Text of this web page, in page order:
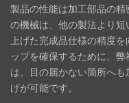
製品の性能は加工部品の
の機械は、他の製法より
上げた完成品仕様の精度
ップを確保するために、
は、目の届かない箇所へ
げが可能です。